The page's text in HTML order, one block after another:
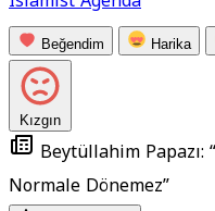
Beğendim Harika
Kızgın
Beytüllahim Papazı:
Normale Dönemez”